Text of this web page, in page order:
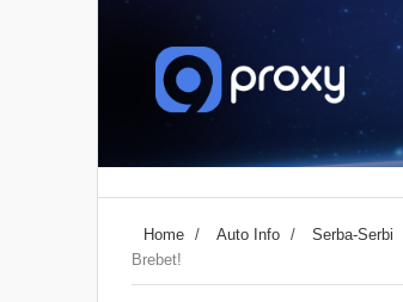
Home / Auto Info / Serba-Serbi
Brebet!